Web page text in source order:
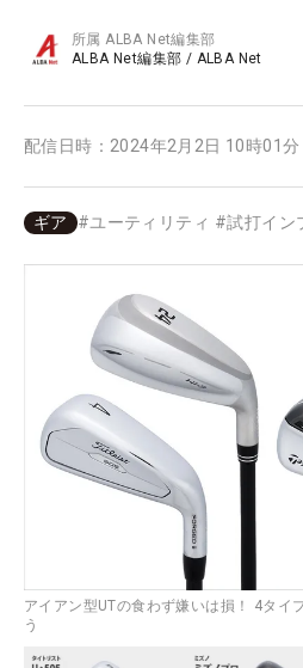
所属ALBA Net編集部
ALBA Net編集部 / ALBA Net
配信日時： 2024年2月2日 10時01分
ギア #ユーティリティ #試打イン
アイアン型UTの食わず嫌いは損！ 4タイ
う